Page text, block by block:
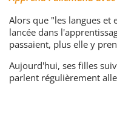
Alors que "les langues et
lancée dans
passaient, plus elle y
Aujourd'hui, ses filles
parlent régulièrement